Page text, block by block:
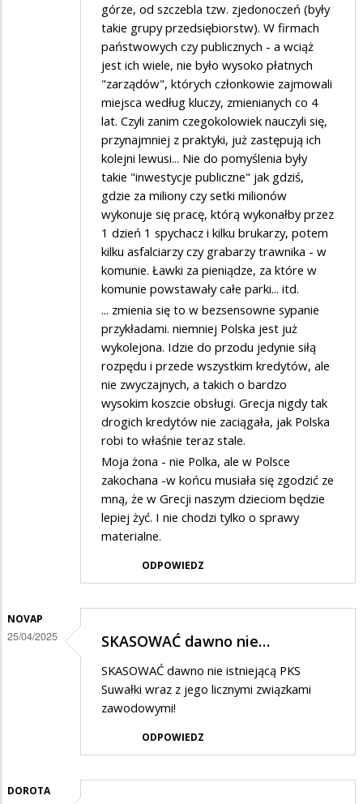
górze, od szczebla tzw. zjedonoczeń (były
takie grupy przedsiębiorstw). W firmach
państwowych czy publicznych - a wciąż
jest ich wiele, nie było wysoko płatnych
"zarządów", których członkowie zajmowali
miejsca według kluczy, zmienianych co 4
lat. Czyli zanim czegokolowiek nauczyli się,
przynajmniej z praktyki, już zastępują ich
kolejni lewusi... Nie do pomyślenia były
takie "inwestycje publiczne" jak gdziś,
gdzie za miliony czy setki milionów
wykonuje się pracę, którą wykonałby przez
1 dzień 1 spychacz i kilku brukarzy, potem
kilku asfalciarzy czy grabarzy trawnika - w
komunie. Ławki za pieniądze, za które w
komunie powstawały całe parki... itd.
... zmienia się to w bezsensowne sypanie
przykładami. niemniej Polska jest już
wykolejona. Idzie do przodu jedynie siłą
rozpędu i przede wszystkim kredytów, ale
nie zwyczajnych, a takich o bardzo
wysokim koszcie obsługi. Grecja nigdy tak
drogich kredytów nie zaciągała, jak Polska
robi to właśnie teraz stale.
Moja żona - nie Polka, ale w Polsce
zakochana -w końcu musiała się zgodzić ze
mną, że w Grecji naszym dzieciom będzie
lepiej żyć. I nie chodzi tylko o sprawy
materialne.
ODPOWIEDZ
NOVAP
25/04/2025 SKASOWAĆ dawno nie…
SKASOWAĆ dawno nie istniejącą PKS
Suwałki wraz z jego licznymi związkami
zawodowymi!
ODPOWIEDZ
DOROTA